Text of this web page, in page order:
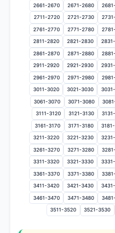
2661-2670 2671-2680
2711-2720 2721-2730
2761-2770 2771-2780
2811-2820 2821-2830
2861-2870 2871-2880
2911-2920 2921-2930
2961-2970 2971-2980
3011-3020 3021-3030
3061-3070 3071-3080
3111-3120 3121-3130
3161-3170 3171-3180
3211-3220 3221-3230
3261-3270 3271-3280
3311-3320 3321-3330
3361-3370 3371-3380
3411-3420 3421-3430
3461-3470 3471-3480
3511-3520 3521-3530